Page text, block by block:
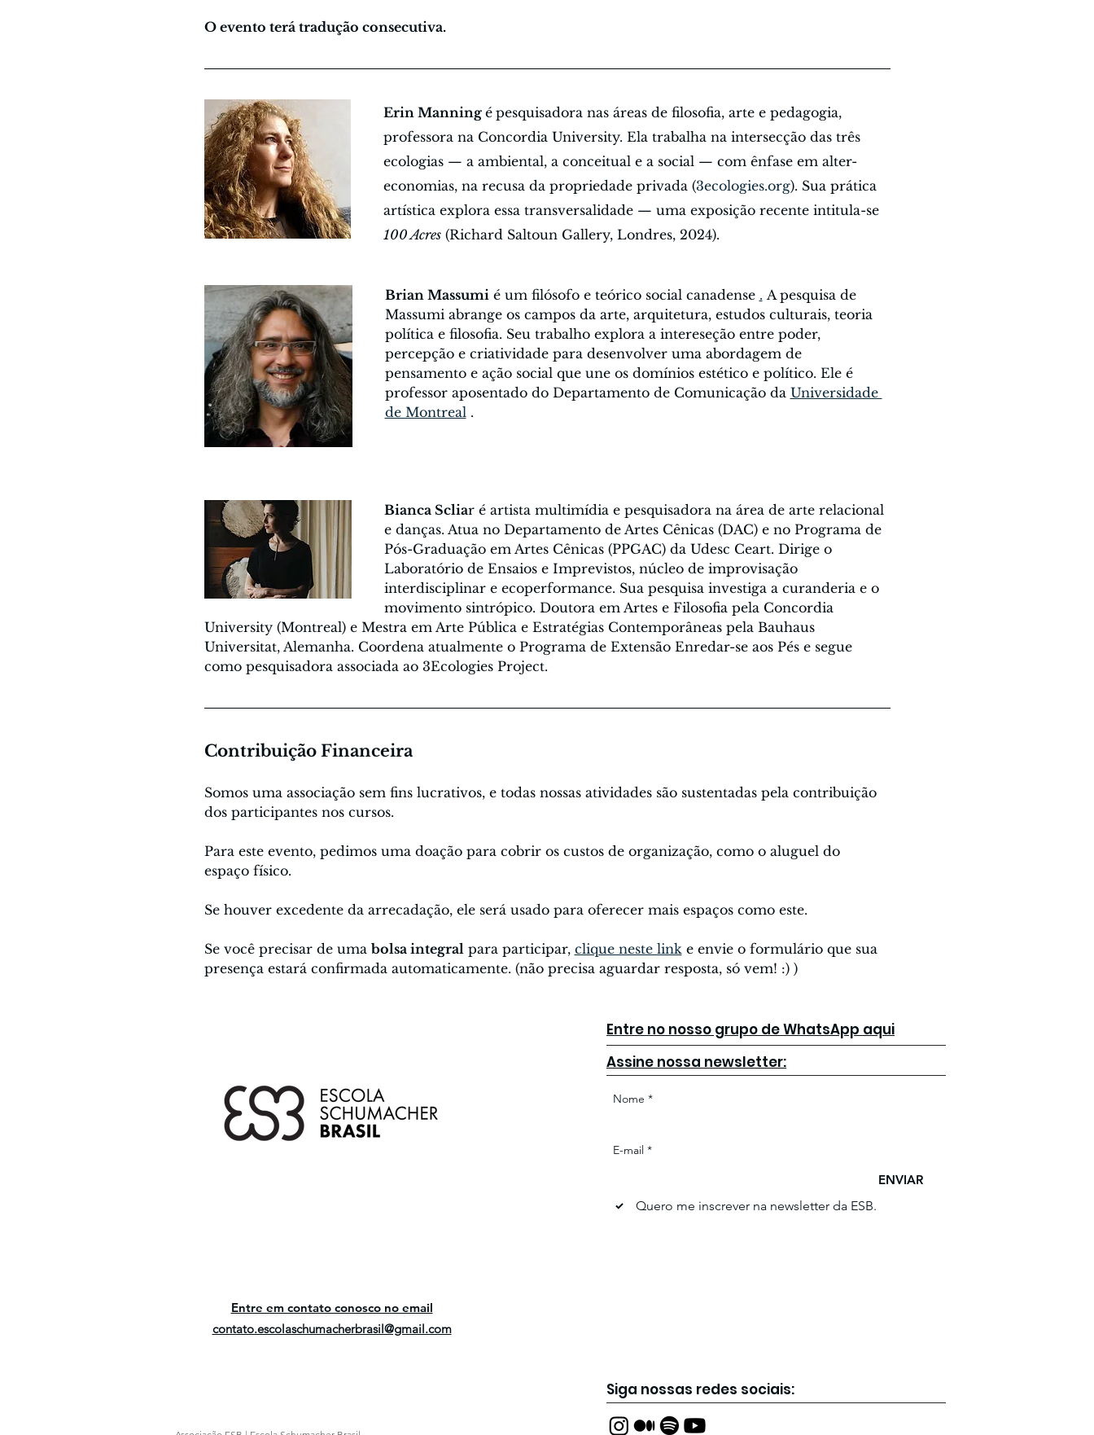
O evento terá tradução consecutiva.
Erin Manning é pesquisadora nas áreas de filosofia, arte e pedagogia,
professora na Concordia University. Ela trabalha na intersecção das três
ecologias — a ambiental, a conceitual e a social — com ênfase em alter-
economias, na recusa da propriedade privada (3ecologies.org). Sua prática
artística explora essa transversalidade — uma exposição recente intitula-se
100 Acres (Richard Saltoun Gallery, Londres, 2024).
Brian Massumi é um filósofo e teórico social canadense . A pesquisa de
Massumi abrange os campos da arte, arquitetura, estudos culturais, teoria
política e filosofia. Seu trabalho explora a intereseção entre poder,
percepção e criatividade para desenvolver uma abordagem de
pensamento e ação social que une os domínios estético e político. Ele é
professor aposentado do Departamento de Comunicação da Universidade
de Montreal .
Bianca Scliar é artista multimídia e pesquisadora na área de arte relacional
e danças. Atua no Departamento de Artes Cênicas (DAC) e no Programa de
Pós-Graduação em Artes Cênicas (PPGAC) da Udesc Ceart. Dirige o
Laboratório de Ensaios e Imprevistos, núcleo de improvisação
interdisciplinar e ecoperformance. Sua pesquisa investiga a curanderia e o
movimento sintrópico. Doutora em Artes e Filosofia pela Concordia
University (Montreal) e Mestra em Arte Pública e Estratégias Contemporâneas pela Bauhaus
Universitat, Alemanha. Coordena atualmente o Programa de Extensão Enredar-se aos Pés e segue
como pesquisadora associada ao 3Ecologies Project.
Contribuição Financeira
Somos uma associação sem fins lucrativos, e todas nossas atividades são sustentadas pela contribuição
dos participantes nos cursos.
Para este evento, pedimos uma doação para cobrir os custos de organização, como o aluguel do
espaço físico.
Se houver excedente da arrecadação, ele será usado para oferecer mais espaços como este.
Se você precisar de uma bolsa integral para participar, clique neste link e envie o formulário que sua
presença estará confirmada automaticamente. (não precisa aguardar resposta, só vem! :) )
Entre no nosso grupo de WhatsApp aqui
Assine nossa newsletter:
Nome *
E-mail *
ENVIAR
Quero me inscrever na newsletter da ESB.
Entre em contato conosco no email
contato.escolaschumacherbrasil@gmail.com
Siga nossas redes sociais: